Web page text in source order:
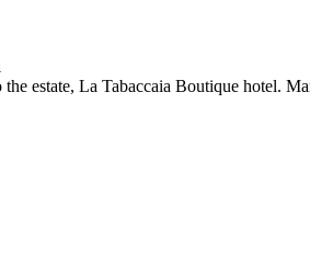
estate, La Tabaccaia Boutique hotel.